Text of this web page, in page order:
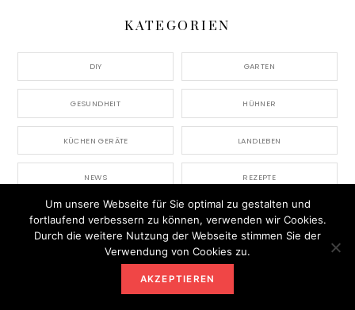
KATEGORIEN
DIY GARTEN
GESUNDHEIT HÜHNER
KÜCHEN GERÄTE LANDLEBEN
NEWS REZEPTE
WALDARBEIT & BRENNHOLZ
Um unsere Webseite für Sie optimal zu gestalten und
fortlaufend verbessern zu können, verwenden wir Cookies.
Durch die weitere Nutzung der Webseite stimmen Sie der
Verwendung von Cookies zu.
AKZEPTIEREN